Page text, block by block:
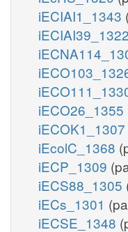
iECIAI1_1343
iECIAI39_1322
iECO26_1355
iECOK1_1307
iEcolC_1368
iECP_1309
iECS88_1305
iECs_1301
iECSE_1348